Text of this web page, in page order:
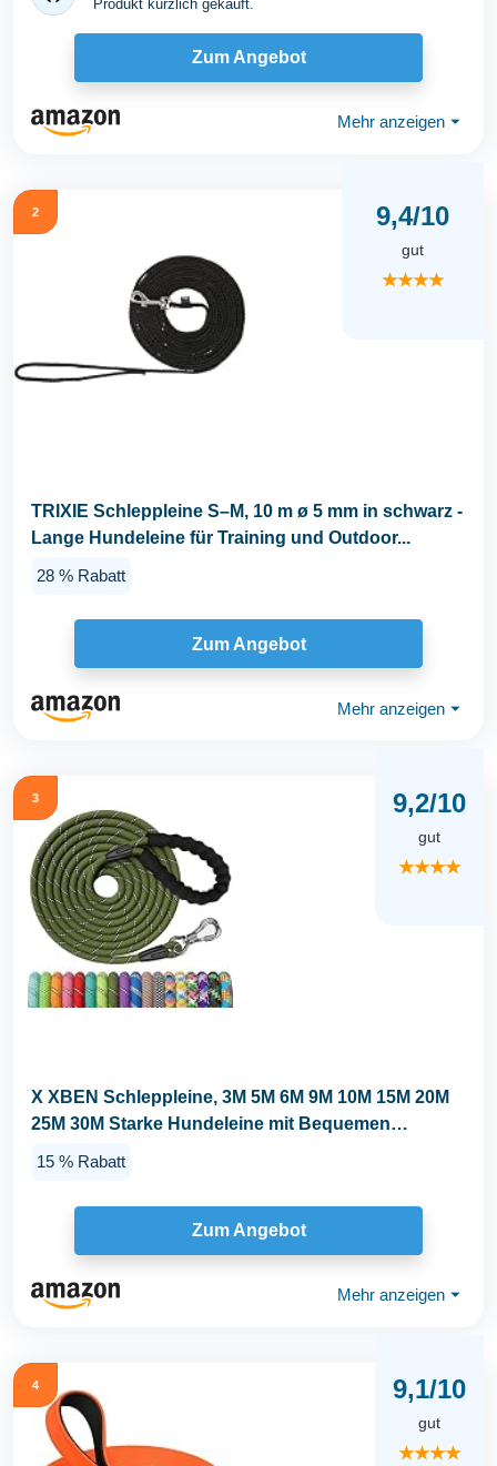
Produkt kürzlich gekauft.
Zum Angebot
Mehr anzeigen ⏷
2 9,4/10
gut
★★★★
TRIXIE Schleppleine S–M, 10 m ø 5 mm in schwarz -
Lange Hundeleine für Training und Outdoor...
28 % Rabatt
Zum Angebot
Mehr anzeigen ⏷
3 9,2/10
gut
★★★★
X XBEN Schleppleine, 3M 5M 6M 9M 10M 15M 20M
25M 30M Starke Hundeleine mit Bequemen
15 % Rabatt
Zum Angebot
Mehr anzeigen ⏷
4 9,1/10
gut
★★★★